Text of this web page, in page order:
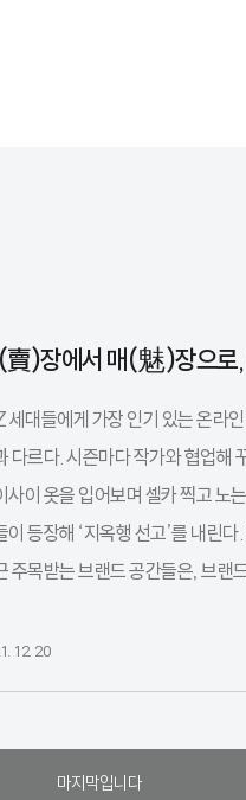
)장에서 매(魅)장으로,
대들에게 가장 인기 있는 온라
다르다. 시즌마다 작가와 협업해
사이 옷을 입어보며 셀카 찍고 노
이 등장해 ‘지옥행 선고’를 내린
주목받는 브랜드 공간들은, 브랜
12. 20
마지막입니다